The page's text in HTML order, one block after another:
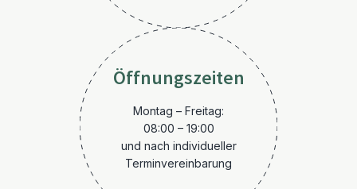
Öffnungszeiten
Montag – Freitag:
08:00 – 19:00
und nach individueller
Terminvereinbarung